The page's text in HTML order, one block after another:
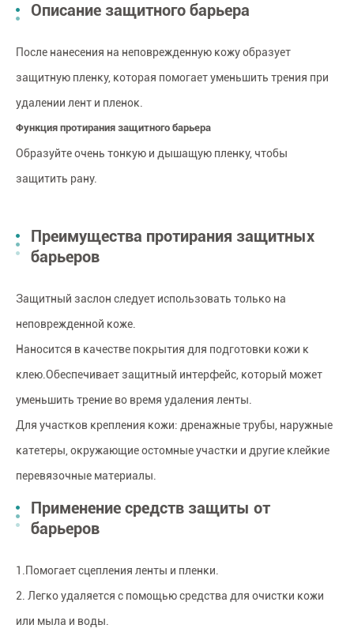
Описание защитного барьера
После нанесения на неповрежденную кожу образует
защитную пленку, которая помогает уменьшить трения при
удалении лент и пленок.
Функция протирания защитного барьера
Образуйте очень тонкую и дышащую пленку, чтобы
защитить рану.
Преимущества протирания защитных
барьеров
Защитный заслон следует использовать только на
неповрежденной коже.
Наносится в качестве покрытия для подготовки кожи к
клею.Обеспечивает защитный интерфейс, который может
уменьшить трение во время удаления ленты.
Для участков крепления кожи: дренажные трубы, наружные
катетеры, окружающие остомные участки и другие клейкие
перевязочные материалы.
Применение средств защиты от
барьеров
1.Помогает сцепления ленты и пленки.
2. Легко удаляется с помощью средства для очистки кожи
или мыла и воды.